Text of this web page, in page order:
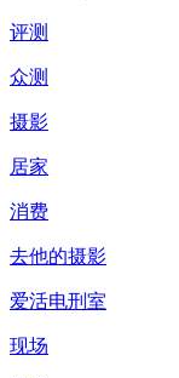
评测
众测
摄影
居家
消费
去他的摄影
爱活电刑室
现场